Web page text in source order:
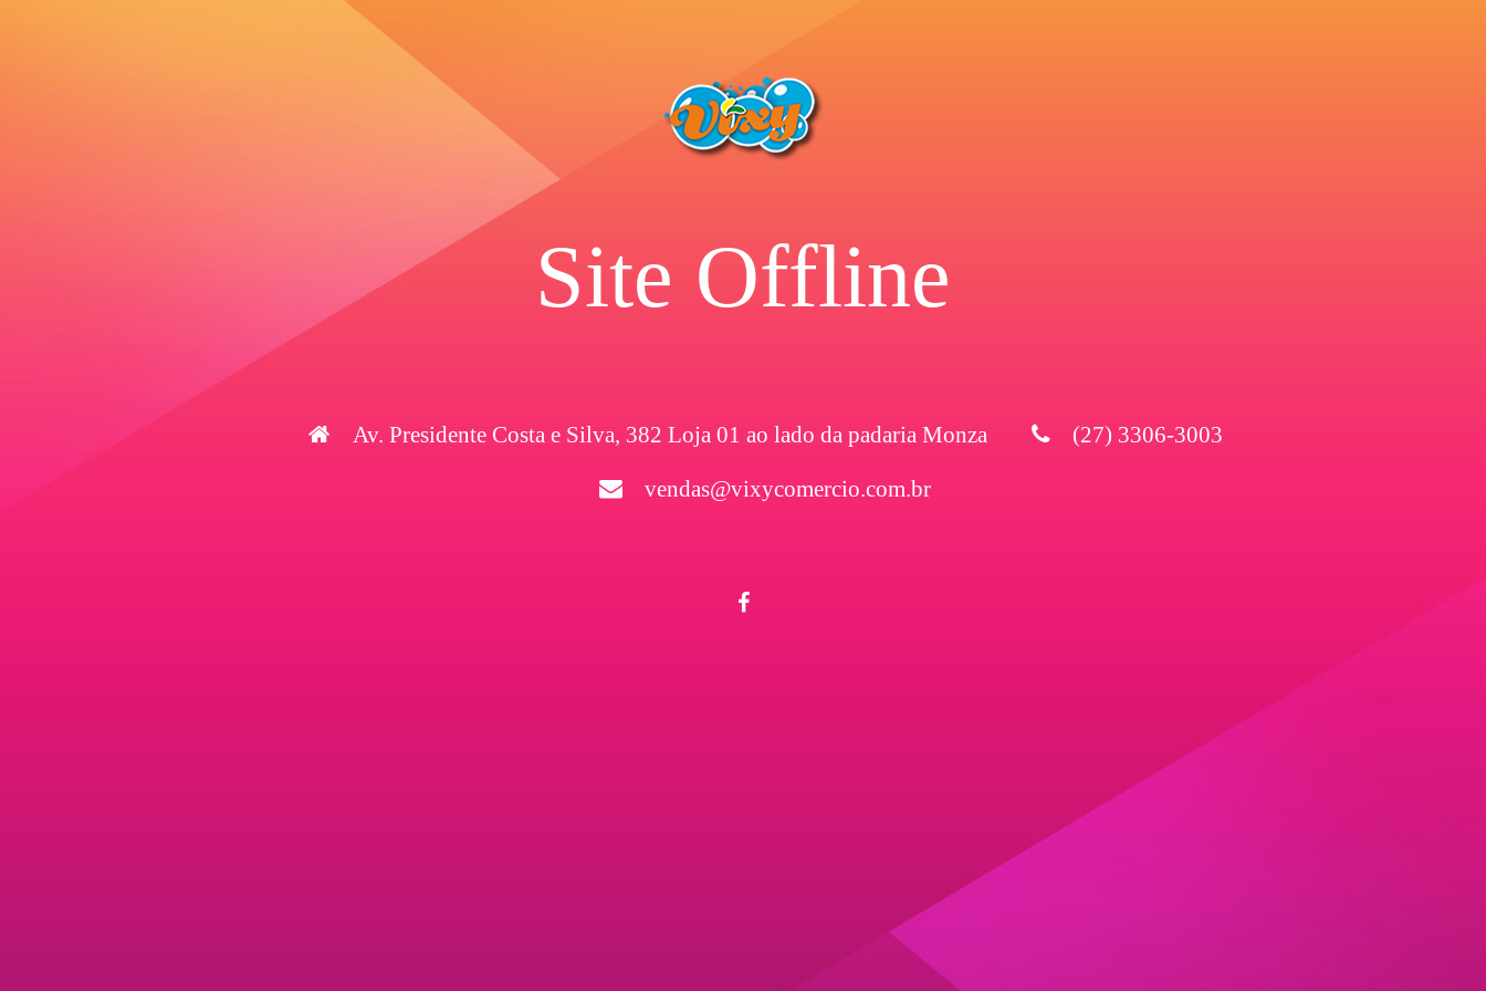
Site Offline
Av. Presidente Costa e Silva, 382 Loja 01 ao lado da padaria Monza (27) 3306-3003
vendas@vixycomercio.com.br